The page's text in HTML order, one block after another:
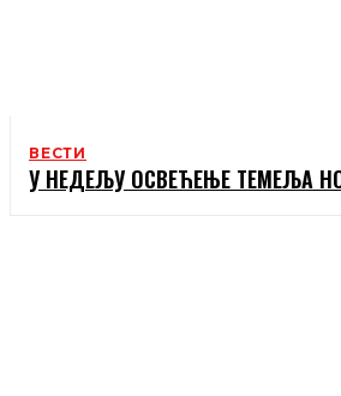
ВЕСТИ
У НЕДЕЉУ ОСВЕЋЕЊЕ ТЕМЕЉА